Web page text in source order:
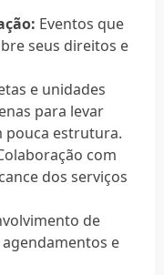
Eventos que
seus direitos e
e unidades
para levar
pouca estrutura.
com
dos serviços
de
e